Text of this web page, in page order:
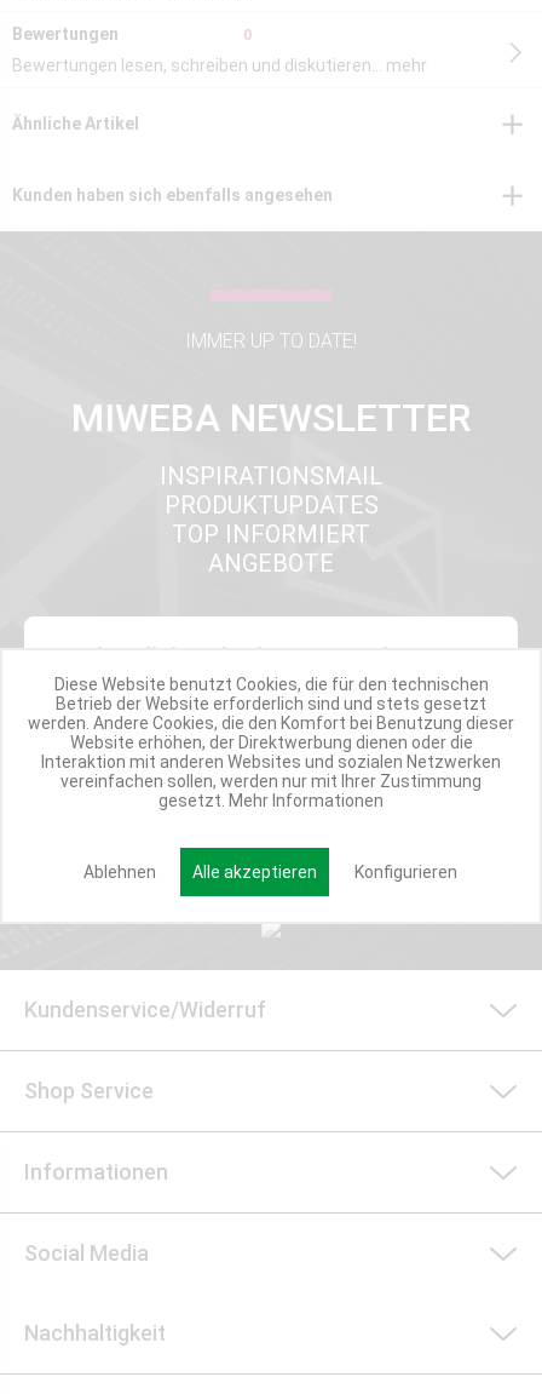
Bewertungen 0
Bewertungen lesen, schreiben und diskutieren... mehr
Ähnliche Artikel
Kunden haben sich ebenfalls angesehen
IMMER UP TO DATE!
MIWEBA NEWSLETTER
INSPIRATIONSMAIL
PRODUKTUPDATES
TOP INFORMIERT
ANGEBOTE
Werde Teil der Miweba Community!
Verpasse nie wieder exklusive Newsletter-Rabatte und Aktionen
E-MAIL*
Kundenservice/Widerruf
Shop Service
Informationen
Social Media
Nachhaltigkeit
Diese Website benutzt Cookies, die für den technischen
Betrieb der Website erforderlich sind und stets gesetzt
werden. Andere Cookies, die den Komfort bei Benutzung dieser
Website erhöhen, der Direktwerbung dienen oder die
Interaktion mit anderen Websites und sozialen Netzwerken
vereinfachen sollen, werden nur mit Ihrer Zustimmung
gesetzt. Mehr Informationen
Ablehnen Alle akzeptieren Konfigurieren